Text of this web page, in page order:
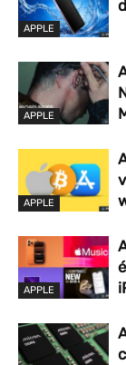
APPLE
APPLE
APPLE
APPLE